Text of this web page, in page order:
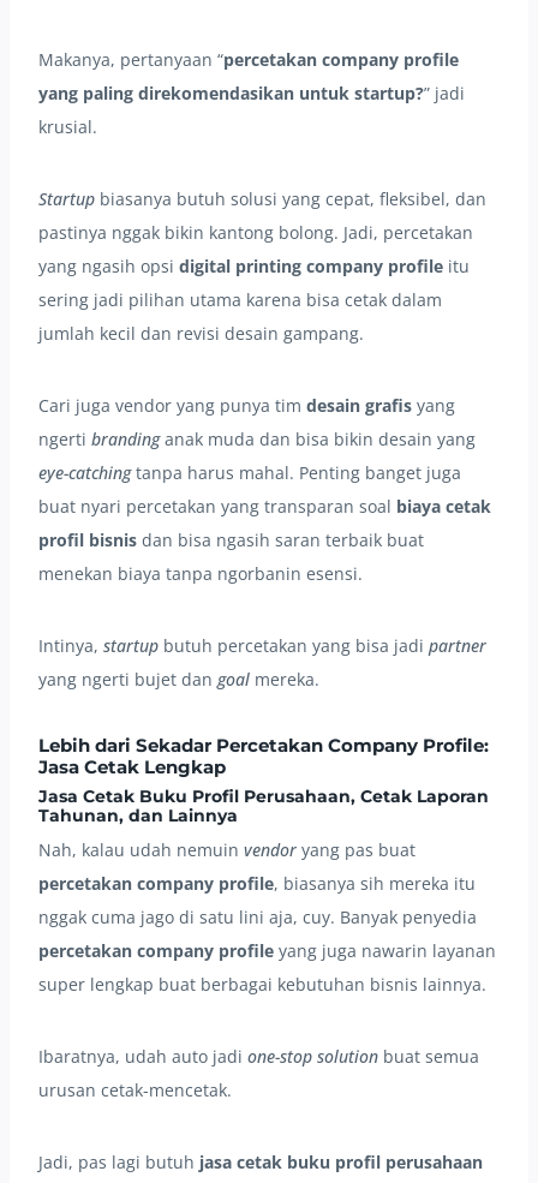
Makanya, pertanyaan “percetakan company profile
yang paling direkomendasikan untuk startup?” jadi
krusial.
Startup biasanya butuh solusi yang cepat, fleksibel, dan
pastinya nggak bikin kantong bolong. Jadi, percetakan
yang ngasih opsi digital printing company profile itu
sering jadi pilihan utama karena bisa cetak dalam
jumlah kecil dan revisi desain gampang.
Cari juga vendor yang punya tim desain grafis yang
ngerti brandinganak muda dan bisa bikin desain yang
eye-catchingtanpa harus mahal. Penting banget juga
buat nyari percetakan yang transparan soal biaya cetak
profil bisnis dan bisa ngasih saran terbaik buat
menekan biaya tanpa ngorbanin esensi.
Intinya, startup butuh percetakan yang bisa jadi partner
yang ngerti bujet dan goal mereka.
Lebih dari Sekadar Percetakan Company Profile:
Jasa Cetak Lengkap
Jasa Cetak Buku Profil Perusahaan, Cetak Laporan
Tahunan, dan Lainnya
Nah, kalau udah nemuin vendor yang pas buat
percetakan company profile, biasanya sih mereka itu
nggak cuma jago di satu lini aja, cuy. Banyak penyedia
percetakan company profile yang juga nawarin layanan
super lengkap buat berbagai kebutuhan bisnis lainnya.
Ibaratnya, udah auto jadi one-stop solution buat semua
urusan cetak-mencetak.
Jadi, pas lagi butuh jasa cetak buku profil perusahaan